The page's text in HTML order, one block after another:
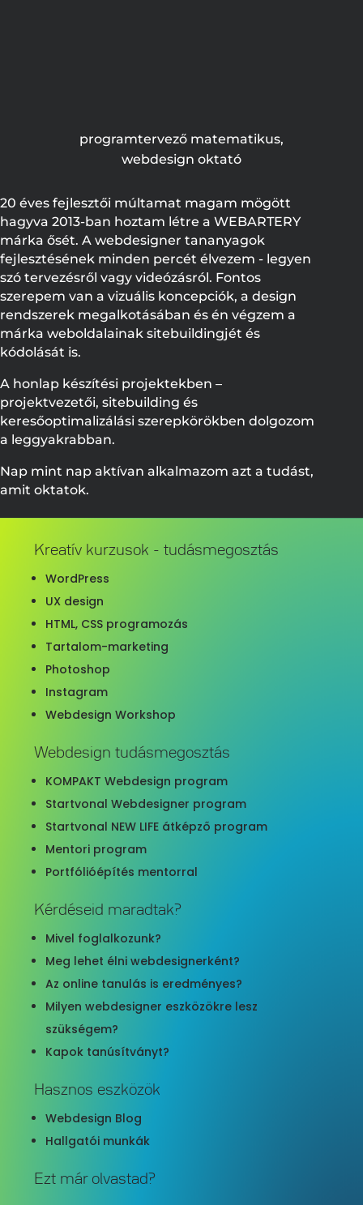
programtervező matematikus,
webdesign oktató
20 éves fejlesztői múltamat magam mögött
hagyva 2013-ban hoztam létre a WEBARTERY
márka ősét. A webdesigner tananyagok
fejlesztésének minden percét élvezem - legyen
szó tervezésről vagy videózásról. Fontos
szerepem van a vizuális koncepciók, a design
rendszerek megalkotásában és én végzem a
márka weboldalainak sitebuildingjét és
kódolását is.
A honlap készítési projektekben –
projektvezetői, sitebuilding és
keresőoptimalizálási szerepkörökben dolgozom
a leggyakrabban.
Nap mint nap aktívan alkalmazom azt a tudást,
amit oktatok.
Kreatív kurzusok - tudásmegosztás
WordPress
UX design
HTML, CSS programozás
Tartalom-marketing
Photoshop
Instagram
Webdesign Workshop
Webdesign tudásmegosztás
KOMPAKT Webdesign program
Startvonal Webdesigner program
Startvonal NEW LIFE átképző program
Mentori program
Portfólióépítés mentorral
Kérdéseid maradtak?
Mivel foglalkozunk?
Meg lehet élni webdesignerként?
Az online tanulás is eredményes?
Milyen webdesigner eszközökre lesz
szükségem?
Kapok tanúsítványt?
Hasznos eszközök
Webdesign Blog
Hallgatói munkák
Ezt már olvastad?